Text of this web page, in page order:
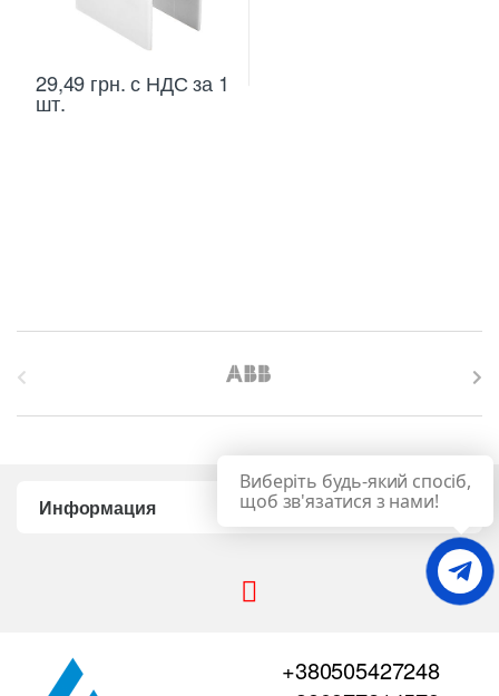
29,49 грн.с НДС за 1
шт.
Информация
+380505427248
Виберіть будь-який спосіб,
щоб зв'язатися з нами!